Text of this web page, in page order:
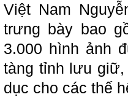
Việt Nam
trưng bày bao
3.000 hình ảnh
tàng tỉnh lưu
dục cho các thế